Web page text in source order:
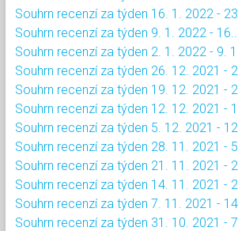
Souhrn recenzí za týden 16. 1. 2022 -
Souhrn recenzí za týden 9. 1. 2022 - 16....
Souhrn recenzí za týden 2. 1. 2022 - 9.
Souhrn recenzí za týden 26. 12. 2021 -
Souhrn recenzí za týden 19. 12. 2021 -
Souhrn recenzí za týden 12. 12. 2021 -
Souhrn recenzí za týden 5. 12. 2021 -
Souhrn recenzí za týden 28. 11. 2021 -
Souhrn recenzí za týden 21. 11. 2021 -
Souhrn recenzí za týden 14. 11. 2021 -
Souhrn recenzí za týden 7. 11. 2021 -
Souhrn recenzí za týden 31. 10. 2021 -